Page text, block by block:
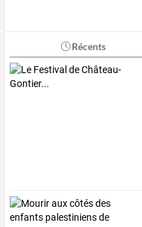
Récents